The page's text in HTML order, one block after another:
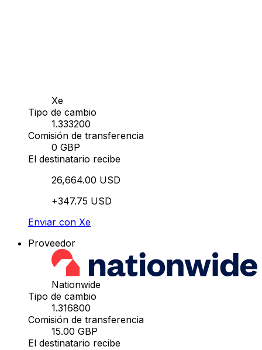
Xe
Tipo de cambio
1.333200
Comisión de transferencia
0 GBP
El destinatario recibe
26,664.00 USD
+347.75 USD
Enviar con Xe
Proveedor
Nationwide
Tipo de cambio
1.316800
Comisión de transferencia
15.00 GBP
El destinatario recibe